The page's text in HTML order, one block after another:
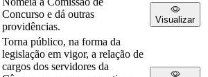
Concurso e dá outras
providências.
Visualizar
Torna público, na forma da
legislação em vigor, a relação de
cargos dos servidores da